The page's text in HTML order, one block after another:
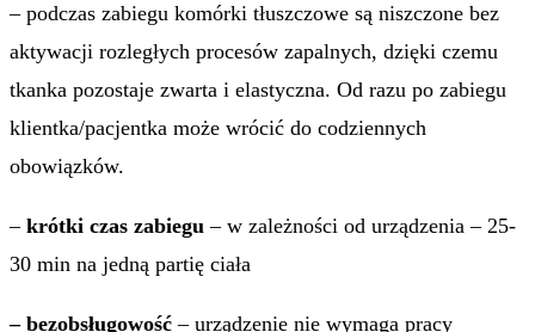
– podczas zabiegu komórki tłuszczowe są niszczone bez
aktywacji rozległych procesów zapalnych, dzięki czemu
tkanka pozostaje zwarta i elastyczna. Od razu po zabiegu
klientka/pacjentka może wrócić do codziennych
obowiązków.
–krótki czas zabiegu– w zależności od urządzenia – 25-
30 min na jedną partię ciała
– bezobsługowość – urządzenie nie wymaga pracy